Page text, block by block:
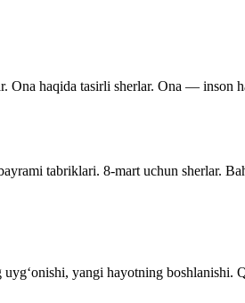
haqida tasirli sherlar. Ona — inson
tabriklari. 8-mart uchun sherlar.
yangi hayotning boshlanishi.